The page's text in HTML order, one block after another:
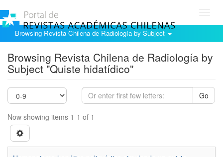
Browsing Revista Chilena de Radiología by Subject
Browsing Revista Chilena de Radiología by
Subject "Quiste hidatídico"
Go
Now showing items 1-1 of 1